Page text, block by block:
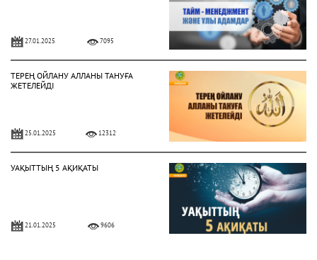
27.01.2025 7095
ТЕРЕҢ ОЙЛАНУ АЛЛАНЫ ТАНУҒА
ЖЕТЕЛЕЙДІ
25.01.2025 12312
УАҚЫТТЫҢ 5 АҚИҚАТЫ
21.01.2025 9606